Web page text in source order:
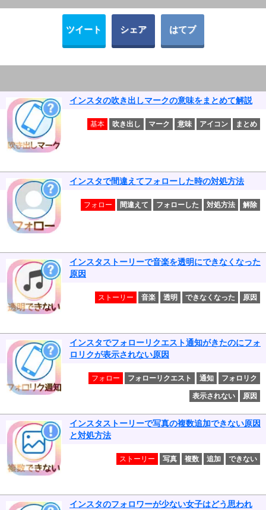
ツイート シェア はてブ
インスタの吹き出しマークの意味をまとめて解説
基本 吹き出し マーク 意味 アイコン まとめ
インスタで間違えてフォローした時の対処方法
フォロー 間違えて フォローした 対処方法 解除
インスタストーリーで音楽を透明にできなくなった
原因
ストーリー 音楽 透明 できなくなった 原因
インスタでフォローリクエスト通知がきたのにフォ
ロリクが表示されない原因
フォロー フォローリクエスト 通知 フォロリク
表示されない 原因
インスタストーリーで写真の複数追加できない原因
と対処方法
ストーリー 写真 複数 追加 できない
インスタのフォロワーが少ない女子はどう思われ